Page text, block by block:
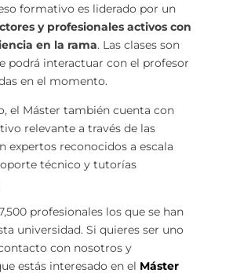
formativo es liderado por un
y profesionales activos con
en la rama. Las clases son
podrá interactuar con el profesor
en el momento.
el Máster también cuenta con
relevante a través de las
expertos reconocidos a escala
técnico y tutorías
profesionales los que se han
universidad. Si quieres ser uno
con nosotros y
estás interesado en el Máster